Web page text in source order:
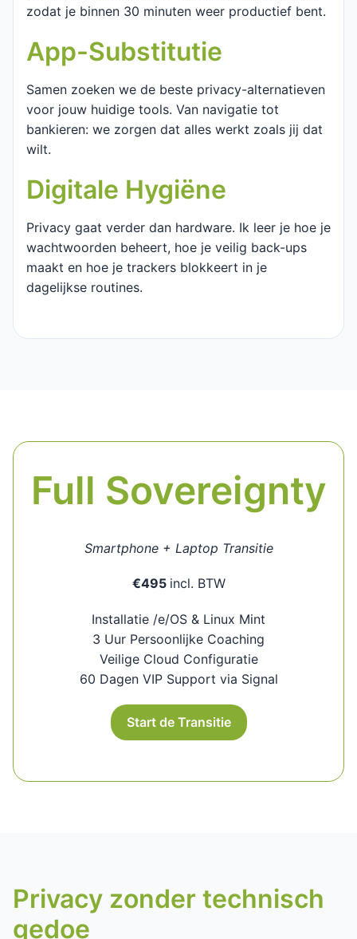
zodat je binnen 30 minuten weer productief bent.
App-Substitutie
Samen zoeken we de beste privacy-alternatieven
voor jouw huidige tools. Van navigatie tot
bankieren: we zorgen dat alles werkt zoals jij dat
wilt.
Digitale Hygiëne
Privacy gaat verder dan hardware. Ik leer je hoe je
wachtwoorden beheert, hoe je veilig back-ups
maakt en hoe je trackers blokkeert in je
dagelijkse routines.
Full Sovereignty
Smartphone + Laptop Transitie
€495 incl. BTW
Installatie /e/OS & Linux Mint
3 Uur Persoonlijke Coaching
Veilige Cloud Configuratie
60 Dagen VIP Support via Signal
Start de Transitie
Privacy zonder technisch
gedoe